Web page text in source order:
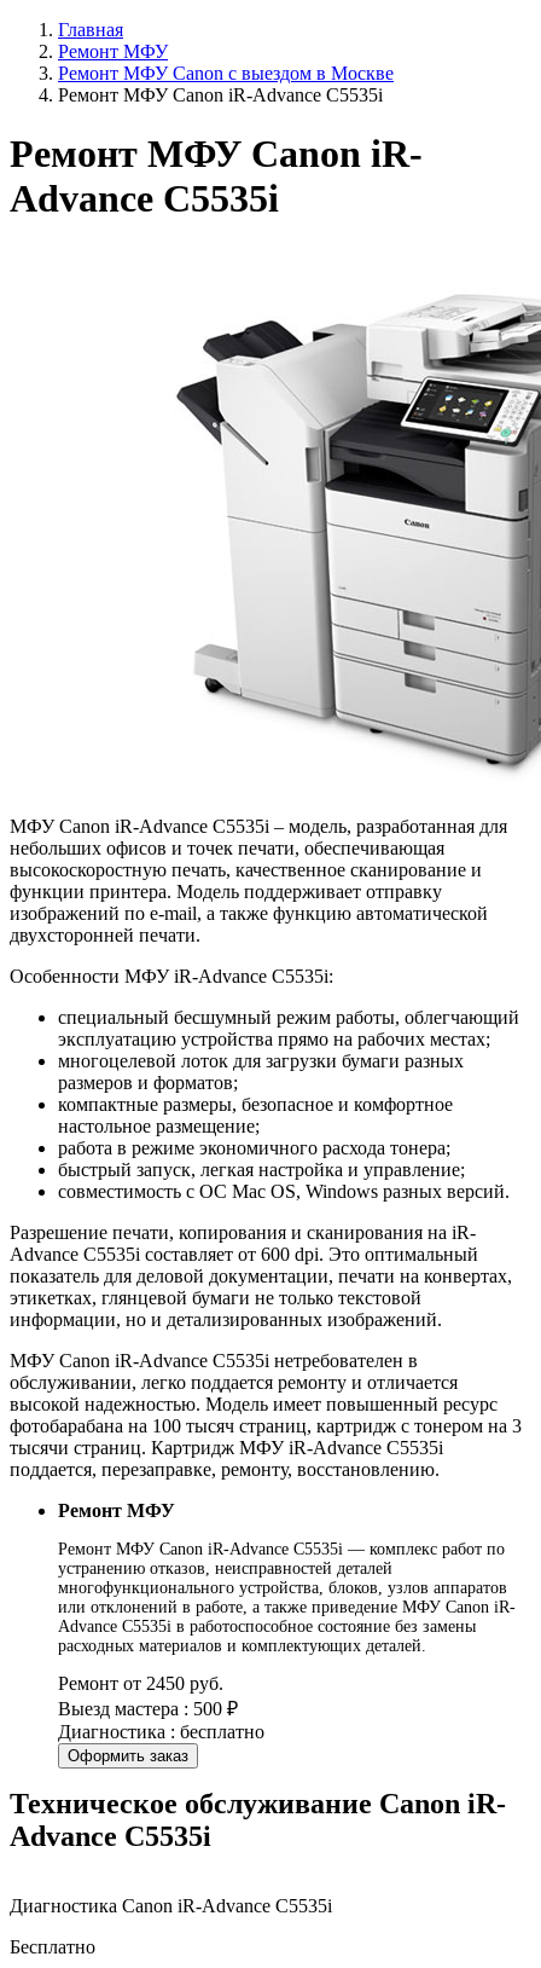
Главная
Ремонт МФУ
Ремонт МФУ Canon с выездом в Москве
Ремонт МФУ Canon iR-Advance C5535i
Ремонт МФУ Canon iR-
Advance C5535i
МФУ Canon iR-Advance C5535i – модель, разработанная для
небольших офисов и точек печати, обеспечивающая
высокоскоростную печать, качественное сканирование и
функции принтера. Модель поддерживает отправку
изображений по e-mail, а также функцию автоматической
двухсторонней печати.
Особенности МФУ iR-Advance C5535i:
специальный бесшумный режим работы, облегчающий
эксплуатацию устройства прямо на рабочих местах;
многоцелевой лоток для загрузки бумаги разных
размеров и форматов;
компактные размеры, безопасное и комфортное
настольное размещение;
работа в режиме экономичного расхода тонера;
быстрый запуск, легкая настройка и управление;
совместимость с ОС Mac OS, Windows разных версий.
Разрешение печати, копирования и сканирования на iR-
Advance C5535i составляет от 600 dpi. Это оптимальный
показатель для деловой документации, печати на конвертах,
этикетках, глянцевой бумаги не только текстовой
информации, но и детализированных изображений.
МФУ Canon iR-Advance C5535i нетребователен в
обслуживании, легко поддается ремонту и отличается
высокой надежностью. Модель имеет повышенный ресурс
фотобарабана на 100 тысяч страниц, картридж с тонером на 3
тысячи страниц. Картридж МФУ iR-Advance C5535i
поддается, перезаправке, ремонту, восстановлению.
Ремонт МФУ
Ремонт МФУ Canon iR-Advance C5535i — комплекс работ по
устранению отказов, неисправностей деталей
многофункционального устройства, блоков, узлов аппаратов
или отклонений в работе, а также приведение МФУ Canon iR-
Advance C5535i в работоспособное состояние без замены
расходных материалов и комплектующих деталей.
Ремонт от 2450 руб.
Выезд мастера : 500 ₽
Диагностика : бесплатно
Оформить заказ
Техническое обслуживание Canon iR-
Advance C5535i
Диагностика Canon iR-Advance C5535i
Бесплатно